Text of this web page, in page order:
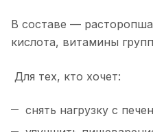
В составе —
кислота, витамины
Для тех, кто хочет:
снять нагрузку с